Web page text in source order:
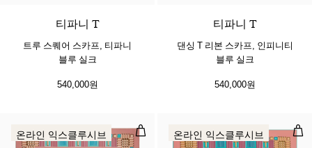
티파니 T
트루 스퀘어 스카프, 티파니
블루 실크
540,000원
티파니 T
댄싱 T 리본 스카프, 인피니티
블루 실크
540,000원
스톨, 티파니 블루 캐시미어 및 실크
온라인 익스클루시브 스
온라인 익스클루시브